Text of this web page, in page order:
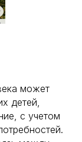
может
детей,
с учетом